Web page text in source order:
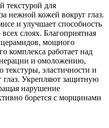
для
нежной кожей вокруг глаз.
и улучшает способность
слоях. Благоприятная
мощного
комплекса работает над
и омоложению,
эластичности и
глаз. Укрепляют защитную
нарушение
борется с морщинами